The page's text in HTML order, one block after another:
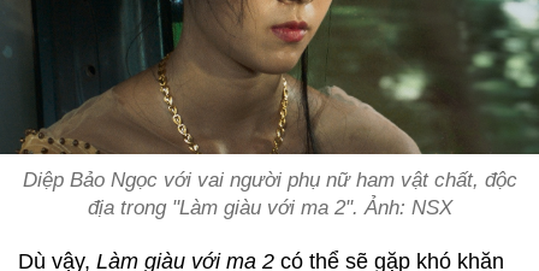
Diệp Bảo Ngọc với vai người phụ nữ ham vật chất, độc
địa trong "Làm giàu với ma 2". Ảnh: NSX
Dù vậy, Làm giàu với ma 2 có thể sẽ gặp khó khăn